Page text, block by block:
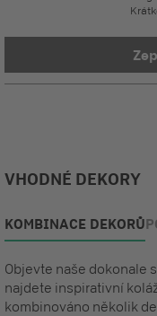
VHODNÉ DEKORY
KOMBINACE DEKORŮ
Objevte naše dokonale
najdete inspirativní
kombinováno několik